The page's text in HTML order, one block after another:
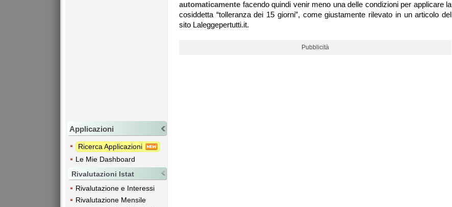
Applicazioni
Ricerca Applicazioni
Le Mie Dashboard
Rivalutazioni Istat
Rivalutazione e Interessi
Rivalutazione Mensile
automaticamente facendo quindi venir meno una delle condizioni per applicare la
cosiddetta “tolleranza dei 15 giorni”, come giustamente rilevato in un articolo del
sito Laleggepertutti.it.
Pubblicità